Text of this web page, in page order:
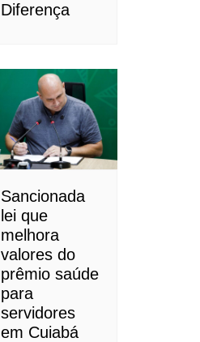
Diferença
Sancionada
lei que
melhora
valores do
prêmio saúde
para
servidores
em Cuiabá